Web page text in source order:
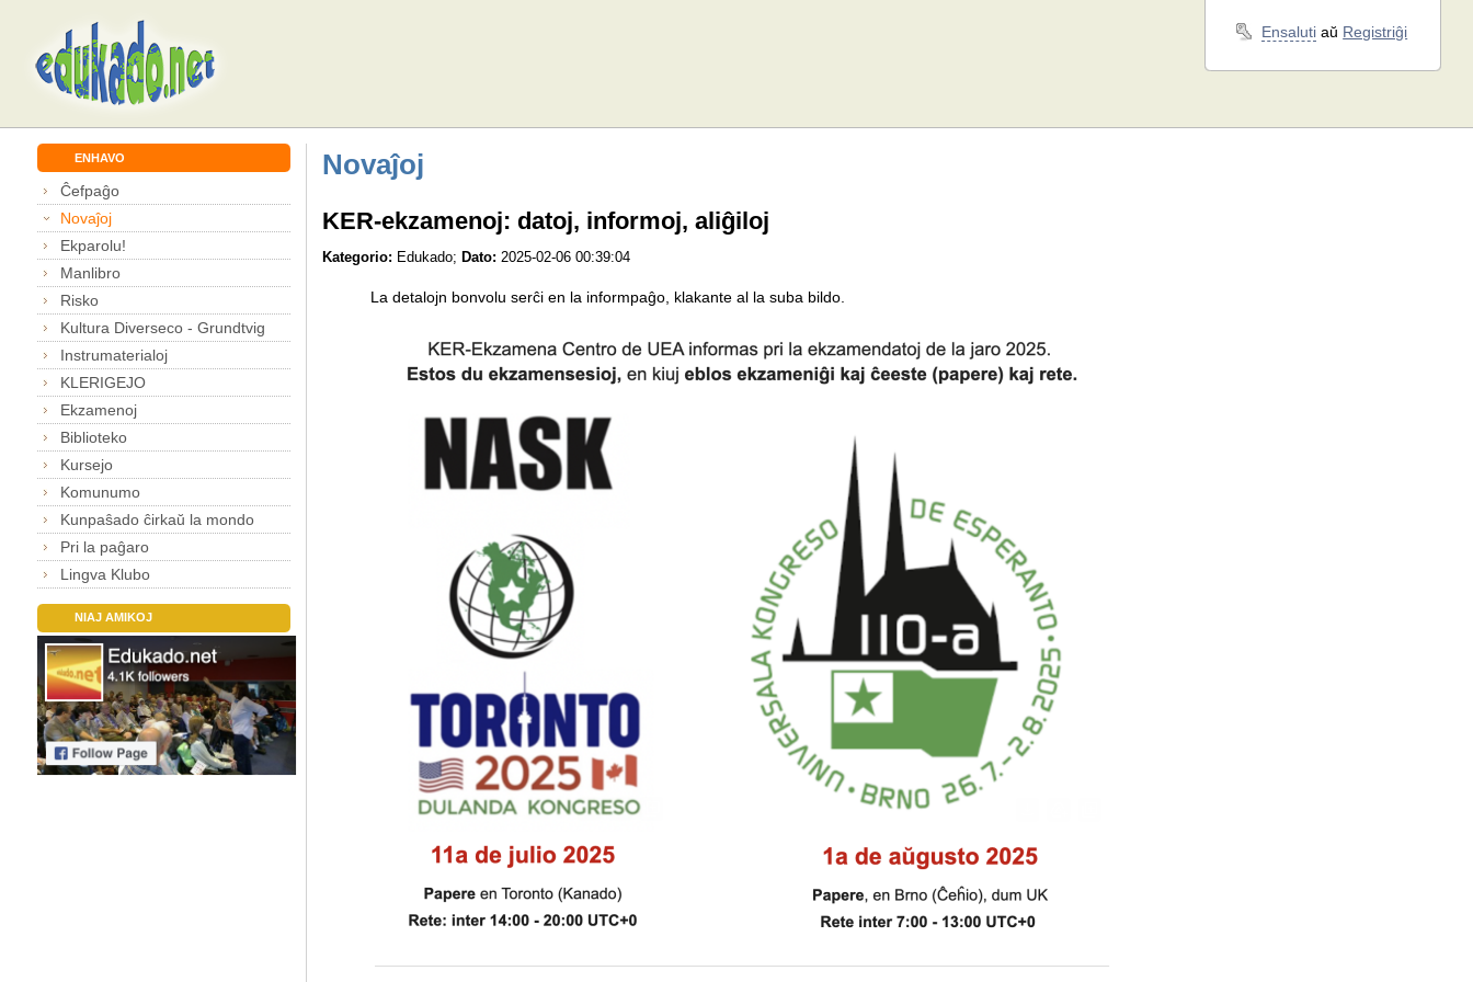
Ensaluti aŭ Registriĝi
ENHAVO
Ĉefpaĝo
Novaĵoj
Ekparolu!
Manlibro
Risko
Kultura Diverseco - Grundtvig
Instrumaterialoj
KLERIGEJO
Ekzamenoj
Biblioteko
Kursejo
Komunumo
Kunpaŝado ĉirkaŭ la mondo
Pri la paĝaro
Lingva Klubo
NIAJ AMIKOJ
Novaĵoj
KER-ekzamenoj: datoj, informoj, aliĝiloj
Kategorio: Edukado; Dato: 2025-02-06 00:39:04
La detalojn bonvolu serĉi en la informpaĝo, klakante al la suba bildo.